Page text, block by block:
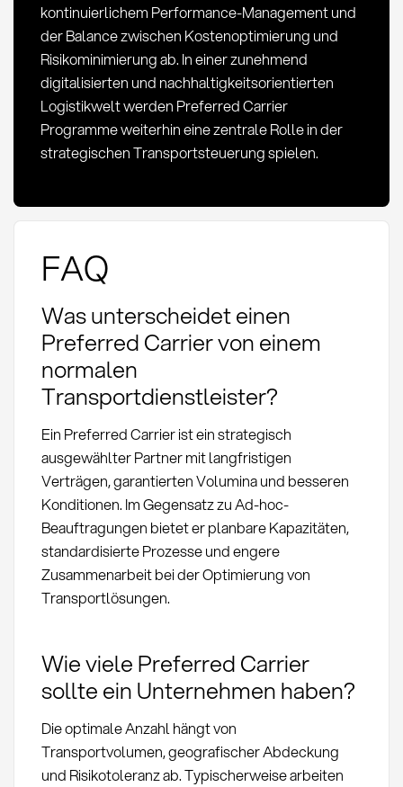
kontinuierlichem Performance-Management und
der Balance zwischen Kostenoptimierung und
Risikominimierung ab. In einer zunehmend
digitalisierten und nachhaltigkeitsorientierten
Logistikwelt werden Preferred Carrier
Programme weiterhin eine zentrale Rolle in der
strategischen Transportsteuerung spielen.
FAQ
Was unterscheidet einen
Preferred Carrier von einem
normalen
Transportdienstleister?
Ein Preferred Carrier ist ein strategisch
ausgewählter Partner mit langfristigen
Verträgen, garantierten Volumina und besseren
Konditionen. Im Gegensatz zu Ad-hoc-
Beauftragungen bietet er planbare Kapazitäten,
standardisierte Prozesse und engere
Zusammenarbeit bei der Optimierung von
Transportlösungen.
Wie viele Preferred Carrier
sollte ein Unternehmen haben?
Die optimale Anzahl hängt von
Transportvolumen, geografischer Abdeckung
und Risikotoleranz ab. Typischerweise arbeiten